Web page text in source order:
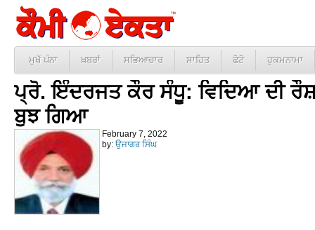
ਮੁਖੱ ਪੰਨਾ ਖ਼ਬਰਾਂ ਸਭਿਆਚਾਰ ਸਾਹਿਤ ਫੋਟੋ ਹੁਕਮਨਾਮਾ
ਪ੍ਰੋ. ਇੰਦਰਜਤ ਕੌਰ ਸੰਧੂ: ਵਿਦਿਆ ਦੀ
ਬੁਝ ਗਿਆ
February 7, 2022
by: ਉਜਾਗਰ ਸਿੰਘ